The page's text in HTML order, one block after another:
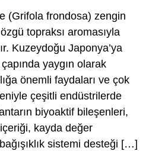
(Grifola frondosa) zengin
topraksı aromasıyla
Kuzeydoğu Japonya’ya
yaygın olarak
önemli faydaları ve çok
çeşitli endüstrilerde
biyoaktif bileşenleri,
kayda değer
sistemi desteği […]